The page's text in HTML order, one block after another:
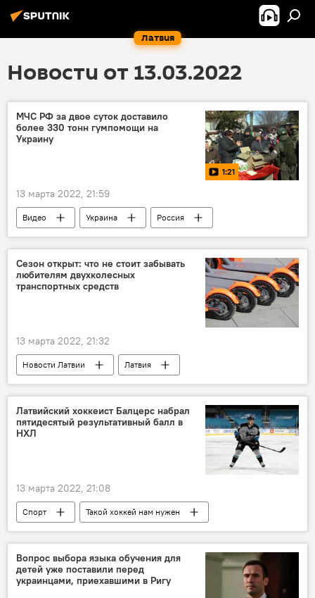
Латвия
Новости от 13.03.2022
МЧС РФ за двое суток доставило
более 330 тонн гумпомощи на
Украину
1:21
13 марта 2022, 21:59
Видео Украина
Россия
гуманитарная помощь
МЧС России
Сезон открыт: что не стоит забывать
любителям двухколесных
транспортных средств
13 марта 2022, 21:32
Новости Латвии
Латвия
Министерство сообщения
Латвийский хоккеист Балцерс набрал
пятидесятый результативный балл в
НХЛ
13 марта 2022, 21:08
Спорт
Такой хоккей нам нужен
Рудолфс Балцерс
Вопрос выбора языка обучения для
детей уже поставили перед
украинцами, приехавшими в Ригу